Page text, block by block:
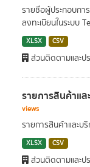
รายชื่อผู้ประกอบก
ลงทะเบียนในระบบ
XLSX CSV
ส่วนติดตามและป
รายการสินค้าแ
views
รายการสินค้าและบ
XLSX CSV
ส่วนติดตามและป